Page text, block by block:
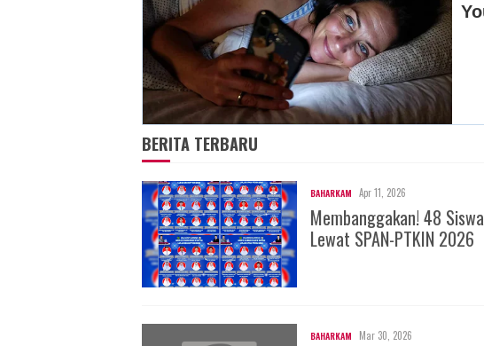
BERITA TERBARU
BAHARKAM Apr 11, 2026
Membanggakan! 48
Lewat SPAN-PTKIN 2026
BAHARKAM Mar 30, 2026